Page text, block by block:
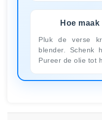
Hoe
Pluk de verse
blender. Schenk
Pureer de olie tot